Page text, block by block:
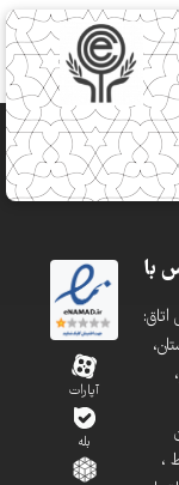
با
،
آپارات
بله